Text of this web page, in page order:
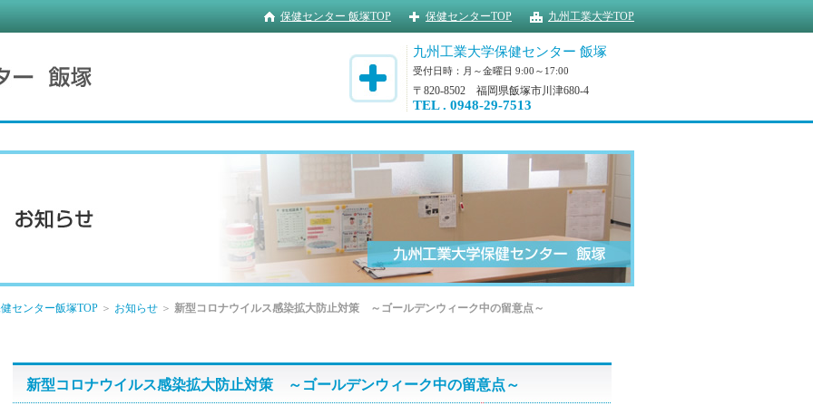
九州工業大学TOP
保健センターTOP
保健センター 飯塚TOP
九州工業大学保健センター 飯塚
受付日時：月～金曜日 9:00～17:00
〒820-8502 福岡県飯塚市川津680-4
TEL . 0948-29-7513
センター飯塚TOP ＞ お知らせ ＞ 新型コロナウイルス感染拡大防止対策 ～ゴールデンウィーク中の留意点～
新型コロナウイルス感染拡大防止対策 ～ゴールデンウィーク中の留意点～